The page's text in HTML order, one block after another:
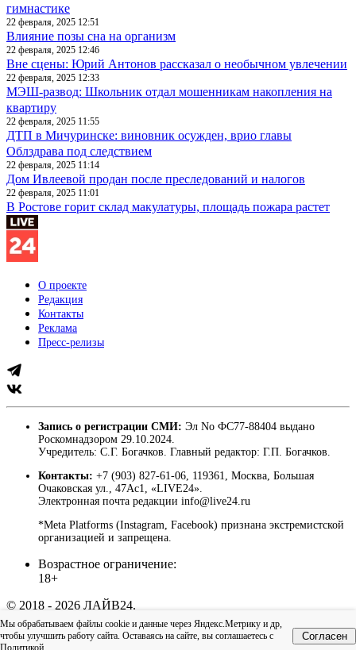
гимнастике
22 февраля, 2025 12:51
Влияние позы сна на организм
22 февраля, 2025 12:46
Вне сцены: Юрий Антонов рассказал о необычном увлечении
22 февраля, 2025 12:33
МЭШ-развод: Школьник отдал мошенникам накопления на
квартиру
22 февраля, 2025 11:55
ДТП в Мичуринске: виновник осужден, врио главы
Облздрава под следствием
22 февраля, 2025 11:14
Дом Ивлеевой продан после преследований и налогов
22 февраля, 2025 11:01
В Ростове горит склад макулатуры, площадь пожара растет
О проекте
Редакция
Контакты
Реклама
Пресс-релизы
Запись о регистрации СМИ: Эл No ФС77-88404 выдано
Роскомнадзором 29.10.2024.
Учредитель: С.Г. Богачков. Главный редактор: Г.П. Богачков.
Контакты: +7 (903) 827-61-06, 119361, Москва, Большая
Очаковская ул., 47Ас1, «LIVE24».
Электронная почта редакции info@live24.ru
*Meta Platforms (Instagram, Facebook) признана экстремистской
организацией и запрещена.
Возрастное ограничение:
18+
© 2018 - 2026 ЛАЙВ24.
Пользовательское соглашение|Политика
конфиденциальности
Мы обрабатываем файлы cookie и данные через Яндекс.Метрику и др,
чтобы улучшить работу сайта. Оставаясь на сайте, вы соглашаетесь с
Политикой
Согласен